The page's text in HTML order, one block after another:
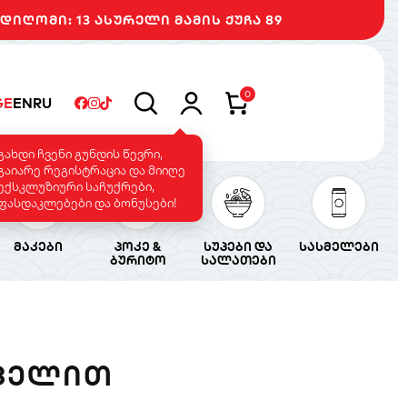
დიღომი: 13 ასურელი მამის ქუჩა 89
ENRU
ჩვენი გუნდის წევრი,
რეგისტრაცია და მიიღე
საჩუქრები,
და ბონუსები!
0
მაკები
პოკე &
ბურიტო
სუპები და
სალათები
სასმელები